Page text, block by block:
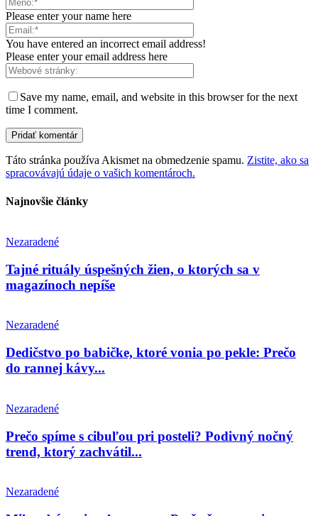
Please enter your name here
You have entered an incorrect email address!
Please enter your email address here
Save my name, email, and website in this browser for the next
time I comment.
Táto stránka používa Akismet na obmedzenie spamu. Zistite, ako sa
spracovávajú údaje o vašich komentároch.
Najnovšie články
Nezaradené
Tajné rituály úspešných žien, o ktorých sa v
magazínoch nepíše
Nezaradené
Dedičstvo po babičke, ktoré vonia po pekle: Prečo
do rannej kávy...
Nezaradené
Prečo spíme s cibuľou pri posteli? Podivný nočný
trend, ktorý zachvátil...
Nezaradené